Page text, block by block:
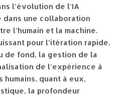
l’évolution de l’IA
dans une collaboration
l’humain et la machine.
pour l’itération rapide,
de fond, la gestion de la
de l’expérience à
humains, quant à eux,
la profondeur